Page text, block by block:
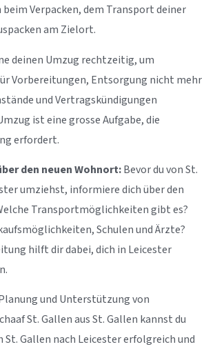
Verpacken, dem Transport deiner
am Zielort.
deinen Umzug rechtzeitig, um
Vorbereitungen, Entsorgung nicht mehr
und Vertragskündigungen
ist eine grosse Aufgabe, die
erfordert.
den neuen Wohnort:Bevor du von St.
umziehst, informiere dich über den
Transportmöglichkeiten gibt es?
Schulen und Ärzte?
hilft dir dabei, dich in Leicester
und Unterstützung von
St. Gallen aus St. Gallen kannst du
St. Gallen nach Leicester erfolgreich und